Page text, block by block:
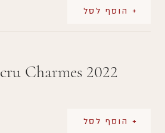
+ הוסף לסל
cru Charmes 2022
+ הוסף לסל